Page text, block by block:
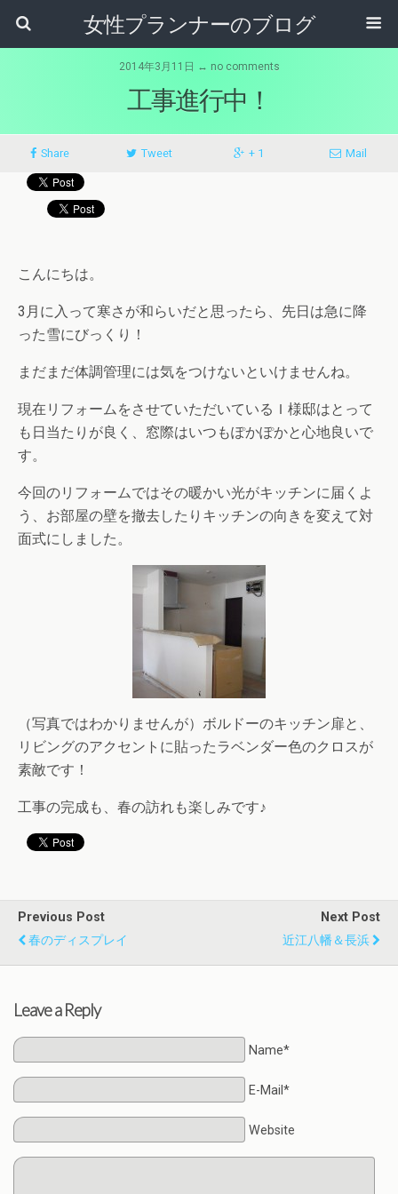
女性プランナーのブログ
2014年3月11日 ↔ no comments
工事進行中！
Share Tweet + 1 Mail
こんにちは。
3月に入って寒さが和らいだと思ったら、先日は急に降
った雪にびっくり！
まだまだ体調管理には気をつけないといけませんね。
現在リフォームをさせていただいているＩ様邸はとって
も日当たりが良く、窓際はいつもぽかぽかと心地良いで
す。
今回のリフォームではその暖かい光がキッチンに届くよ
う、お部屋の壁を撤去したりキッチンの向きを変えて対
面式にしました。
（写真ではわかりませんが）ボルドーのキッチン扉と、
リビングのアクセントに貼ったラベンダー色のクロスが
素敵です！
工事の完成も、春の訪れも楽しみです♪
Previous Post
春のディスプレイ
Next Post
近江八幡＆長浜
Leave a Reply
Name*
E-Mail*
Website